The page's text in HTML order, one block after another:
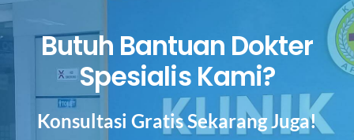
Butuh Bantuan Dokter
Spesialis Kami?
Konsultasi Gratis Sekarang Juga!